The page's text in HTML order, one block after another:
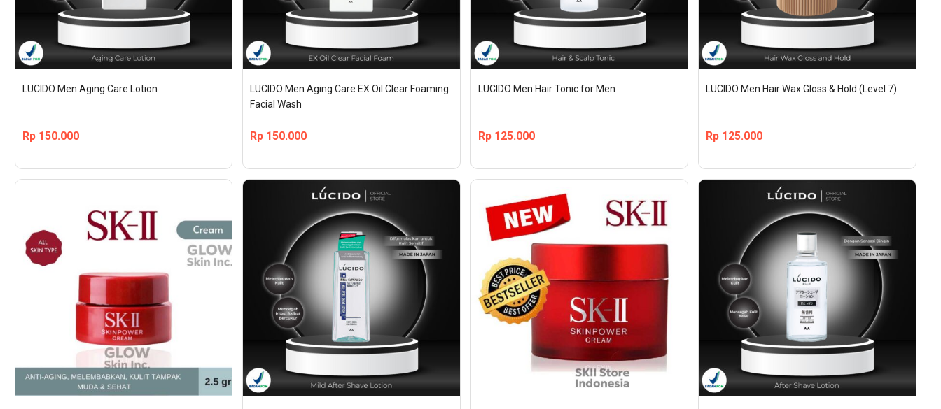
LUCIDO Men Aging Care Lotion
Rp 150.000
LUCIDO Men Aging Care EX Oil Clear Foaming
Facial Wash
Rp 150.000
LUCIDO Men Hair Tonic for Men
Rp125.000
LUCIDO Men Hair Wax Gloss & Hold (Level 7)
Rp 125.000